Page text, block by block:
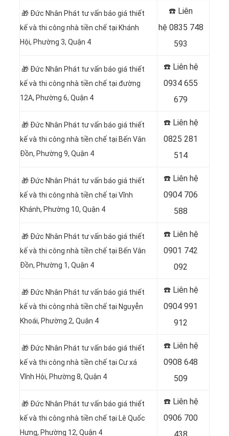
🎁 Đức Nhân Phát tư vấn báo giá thiết
kế và thi công nhà tiền chế tại Khánh
Hội, Phường 3, Quận 4
☎️ Liên
hệ 0835 748
593
🎁 Đức Nhân Phát tư vấn báo giá thiết
kế và thi công nhà tiền chế tại đường
12A, Phường 6, Quận 4
☎️ Liên hệ
0934 655
679
🎁 Đức Nhân Phát tư vấn báo giá thiết
kế và thi công nhà tiền chế tại Bến Vân
Đồn, Phường 9, Quận 4
☎️ Liên hệ
0825 281
514
🎁 Đức Nhân Phát tư vấn báo giá thiết
kế và thi công nhà tiền chế tại Vĩnh
Khánh, Phường 10, Quận 4
☎️ Liên hệ
0904 706
588
🎁 Đức Nhân Phát tư vấn báo giá thiết
kế và thi công nhà tiền chế tại Bến Vân
Ðồn, Phường 1, Quận 4
☎️ Liên hệ
0901 742
092
🎁 Đức Nhân Phát tư vấn báo giá thiết
kế và thi công nhà tiền chế tại Nguyễn
Khoái, Phường 2, Quận 4
☎️ Liên hệ
0904 991
912
🎁 Đức Nhân Phát tư vấn báo giá thiết
kế và thi công nhà tiền chế tại Cư xá
Vĩnh Hội, Phường 8, Quận 4
☎️ Liên hệ
0908 648
509
🎁 Đức Nhân Phát tư vấn báo giá thiết
kế và thi công nhà tiền chế tại Lê Quốc
Hưng, Phường 12, Quận 4
☎️ Liên hệ
0906 700